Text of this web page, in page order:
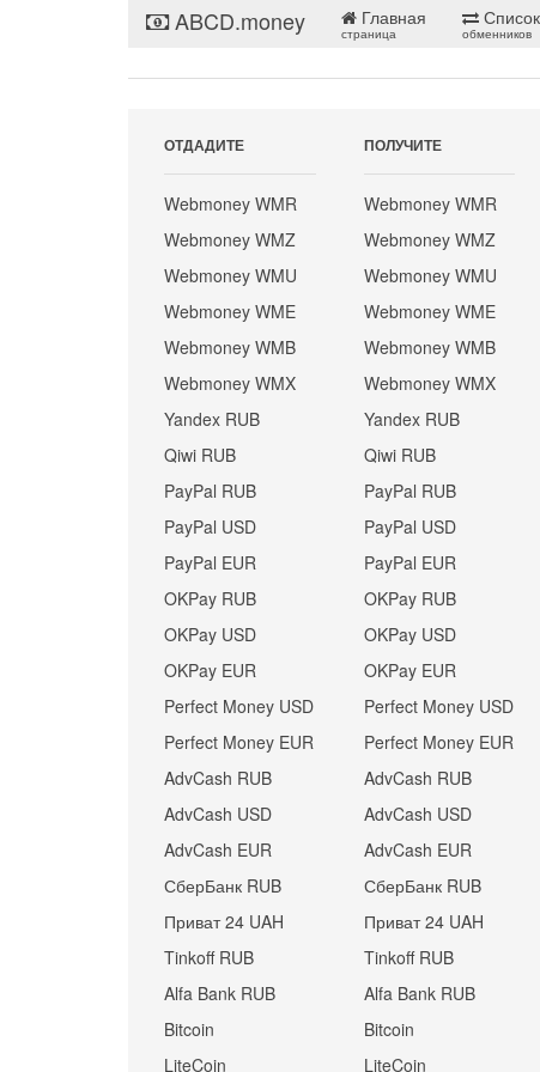
ABCD.money Главная
страница
Список
обменников
ОТДАДИТЕ
Webmoney WMR
Webmoney WMZ
Webmoney WMU
Webmoney WME
Webmoney WMB
Webmoney WMX
Yandex RUB
Qiwi RUB
PayPal RUB
PayPal USD
PayPal EUR
OKPay RUB
OKPay USD
OKPay EUR
Perfect Money USD
Perfect Money EUR
AdvCash RUB
AdvCash USD
AdvCash EUR
СберБанк RUB
Приват 24 UAH
Tinkoff RUB
Alfa Bank RUB
Bitcoin
LiteCoin
ПОЛУЧИТЕ
Webmoney WMR
Webmoney WMZ
Webmoney WMU
Webmoney WME
Webmoney WMB
Webmoney WMX
Yandex RUB
Qiwi RUB
PayPal RUB
PayPal USD
PayPal EUR
OKPay RUB
OKPay USD
OKPay EUR
Perfect Money USD
Perfect Money EUR
AdvCash RUB
AdvCash USD
AdvCash EUR
СберБанк RUB
Приват 24 UAH
Tinkoff RUB
Alfa Bank RUB
Bitcoin
LiteCoin